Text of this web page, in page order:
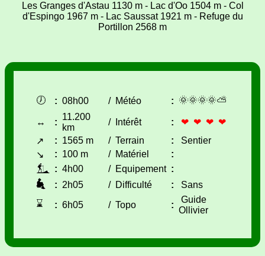
Les Granges d'Astau 1130 m - Lac d'Oo 1504 m - Col
d'Espingo 1967 m - Lac Saussat 1921 m - Refuge du
Portillon 2568 m
🕖 : 08h00 / Météo : 🌞🌞🌞🌞⛅
↔ :
11.200
km
/ Intérêt :
❤ ❤ ❤ ❤
↗
: 1565 m / Terrain :
Sentier
↘
: 100 m / Matériel
:
: 4h00 / Equipement :
: 2h05 / Difficulté :
Sans
⌛
: 6h05 / Topo :
Guide
Ollivier